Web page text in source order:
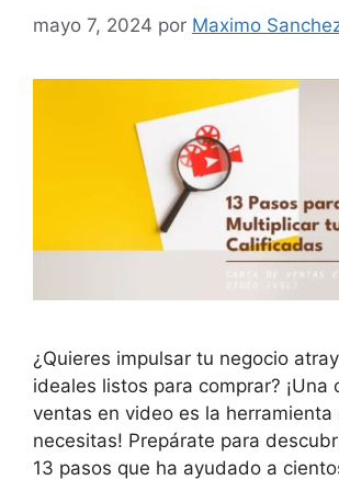
mayo 7, 2024 por Maximo
¿Quieres impulsar tu negocio
ideales listos para comprar? ¡Una
ventas en video es la
necesitas! Prepárate para
13 pasos que ha ayudado a